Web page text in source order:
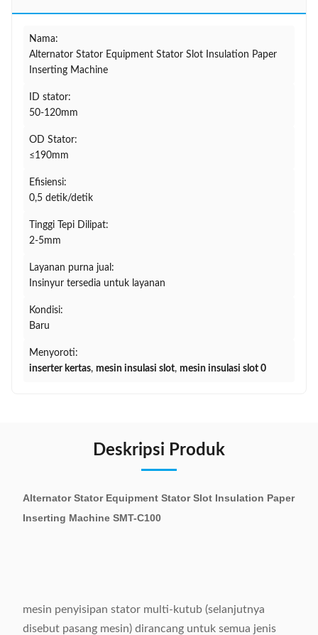
Nama:
Alternator Stator Equipment Stator Slot Insulation Paper
Inserting Machine
ID stator:
50-120mm
OD Stator:
≤190mm
Efisiensi:
0,5 detik/detik
Tinggi Tepi Dilipat:
2-5mm
Layanan purna jual:
Insinyur tersedia untuk layanan
Kondisi:
Baru
Menyoroti:
inserter kertas, mesin insulasi slot, mesin insulasi slot 0
Deskripsi Produk
Alternator Stator Equipment Stator Slot Insulation Paper
Inserting Machine SMT-C100
mesin penyisipan stator multi-kutub (selanjutnya
disebut pasang mesin) dirancang untuk semua jenis